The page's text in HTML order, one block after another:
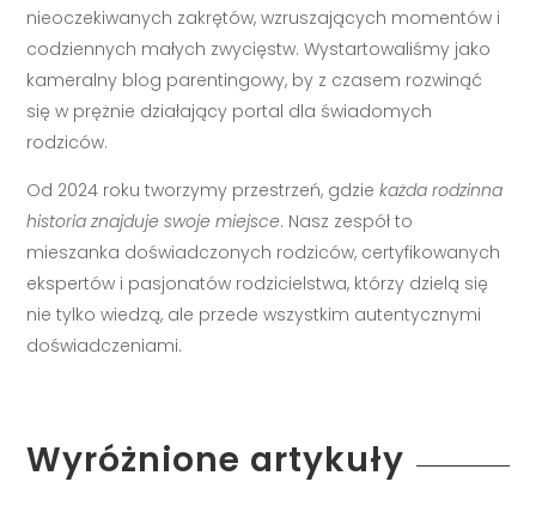
nieoczekiwanych zakrętów, wzruszających momentów i
codziennych małych zwycięstw. Wystartowaliśmy jako
kameralny blog parentingowy, by z czasem rozwinąć
się w prężnie działający portal dla świadomych
rodziców.
Od 2024 roku tworzymy przestrzeń, gdziekażda rodzinna
historia znajduje swoje miejsce. Nasz zespół to
mieszanka doświadczonych rodziców, certyfikowanych
ekspertów i pasjonatów rodzicielstwa, którzy dzielą się
nie tylko wiedzą, ale przede wszystkim autentycznymi
doświadczeniami.
Wyróżnione artykuły